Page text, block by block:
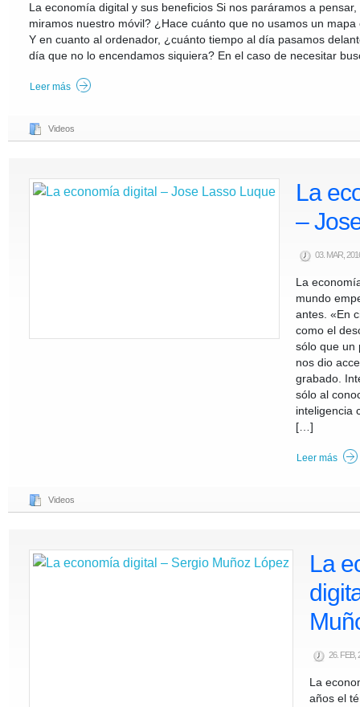
La economía digital y sus beneficios Si nos paráramos a
miramos nuestro móvil? ¿Hace cuánto que no usamos un
Y en cuanto al ordenador, ¿cuánto tiempo al día pasamos
día que no lo encendamos siquiera? En el caso de necesitar
Leer más
Videos
La
–
03. MAR,
La
mundo
antes. «En
como el
sólo que un
nos dio
grabado.
sólo al
inteligencia
[…]
Leer más
Videos
La
26. FEB,
La
años el